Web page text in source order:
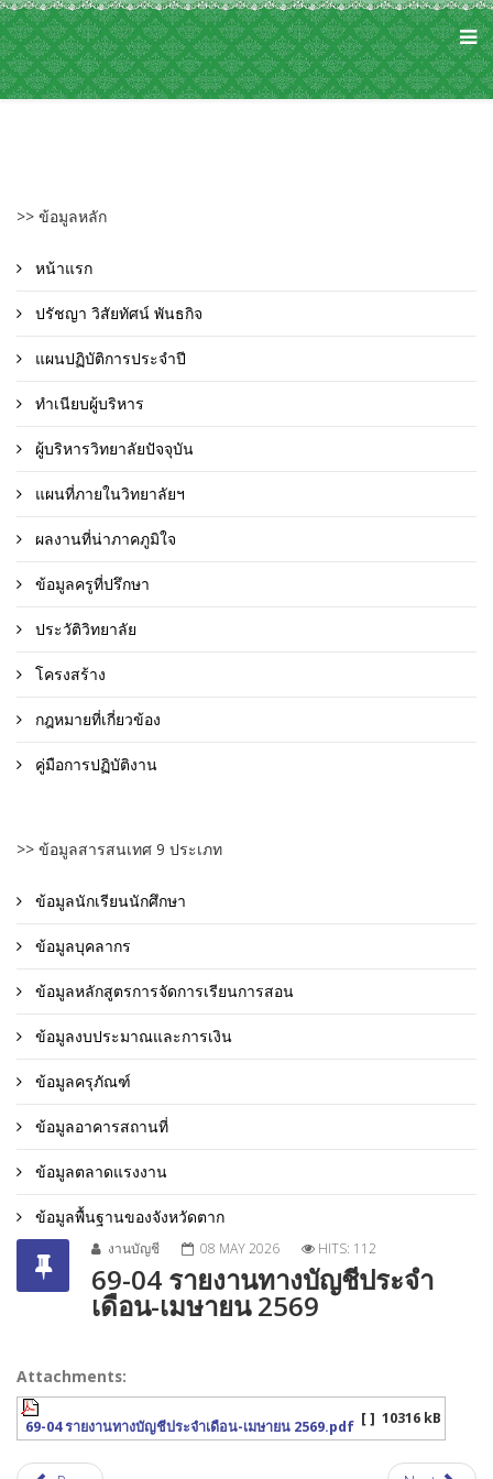
>> ข้อมูลหลัก
หน้าแรก
ปรัชญา วิสัยทัศน์ พันธกิจ
แผนปฏิบัติการประจำปี
ทำเนียบผู้บริหาร
ผู้บริหารวิทยาลัยปัจจุบัน
แผนที่ภายในวิทยาลัยฯ
ผลงานที่น่าภาคภูมิใจ
ข้อมูลครูที่ปรึกษา
ประวัติวิทยาลัย
โครงสร้าง
กฎหมายที่เกี่ยวข้อง
คู่มือการปฏิบัติงาน
>> ข้อมูลสารสนเทศ 9 ประเภท
ข้อมูลนักเรียนนักศึกษา
ข้อมูลบุคลากร
ข้อมูลหลักสูตรการจัดการเรียนการสอน
ข้อมูลงบประมาณและการเงิน
ข้อมูลครุภัณฑ์
ข้อมูลอาคารสถานที่
ข้อมูลตลาดแรงงาน
ข้อมูลพื้นฐานของจังหวัดตาก
งานบัญชี 08 MAY 2026 HITS: 112
69-04 รายงานทางบัญชีประจำ
เดือน-เมษายน 2569
Attachments:
69-04 รายงานทางบัญชีประจำเดือน-เมษายน 2569.pdf [ ] 10316 kB